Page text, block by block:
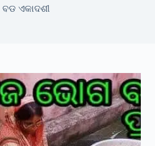
ବଡ ଏକାଦଶୀ